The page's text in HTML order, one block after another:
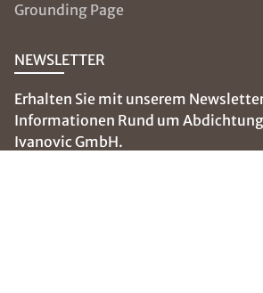
Grounding Page
NEWSLETTER
Erhalten Sie mit unserem
Informationen Rund um
Ivanovic GmbH.